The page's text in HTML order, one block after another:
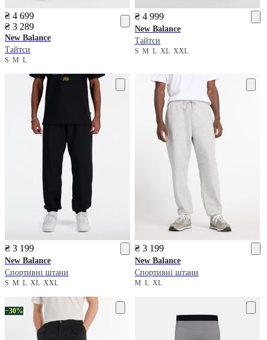
₴ 4 699
₴ 3 289
New Balance
Тайтси
S M L
₴ 4 999
New Balance
Тайтси
SMLXLXXL
₴ 3 199
New Balance
Спортивні штани
S M L XL XXL
₴ 3 199
New Balance
Спортивні штани
MLXL
−30%